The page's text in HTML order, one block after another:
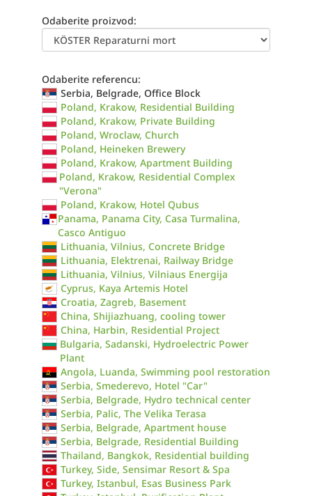
Odaberite proizvod:
Odaberite referencu:
Serbia, Belgrade, Office Block
Poland, Krakow, Residential Building
Poland, Krakow, Private Building
Poland, Wroclaw, Church
Poland, Heineken Brewery
Poland, Krakow, Apartment Building
Poland, Krakow, Residential Complex
"Verona"
Poland, Krakow, Hotel Qubus
Panama, Panama City, Casa Turmalina,
Casco Antiguo
Lithuania, Vilnius, Concrete Bridge
Lithuania, Elektrenai, Railway Bridge
Lithuania, Vilnius, Vilniaus Energija
Cyprus, Kaya Artemis Hotel
Croatia, Zagreb, Basement
China, Shijiazhuang, cooling tower
China, Harbin, Residential Project
Bulgaria, Sadanski, Hydroelectric Power
Plant
Angola, Luanda, Swimming pool restoration
Serbia, Smederevo, Hotel "Car"
Serbia, Belgrade, Hydro technical center
Serbia, Palic, The Velika Terasa
Serbia, Belgrade, Apartment house
Serbia, Belgrade, Residential Building
Thailand, Bangkok, Residential building
Turkey, Side, Sensimar Resort & Spa
Turkey, Istanbul, Esas Business Park